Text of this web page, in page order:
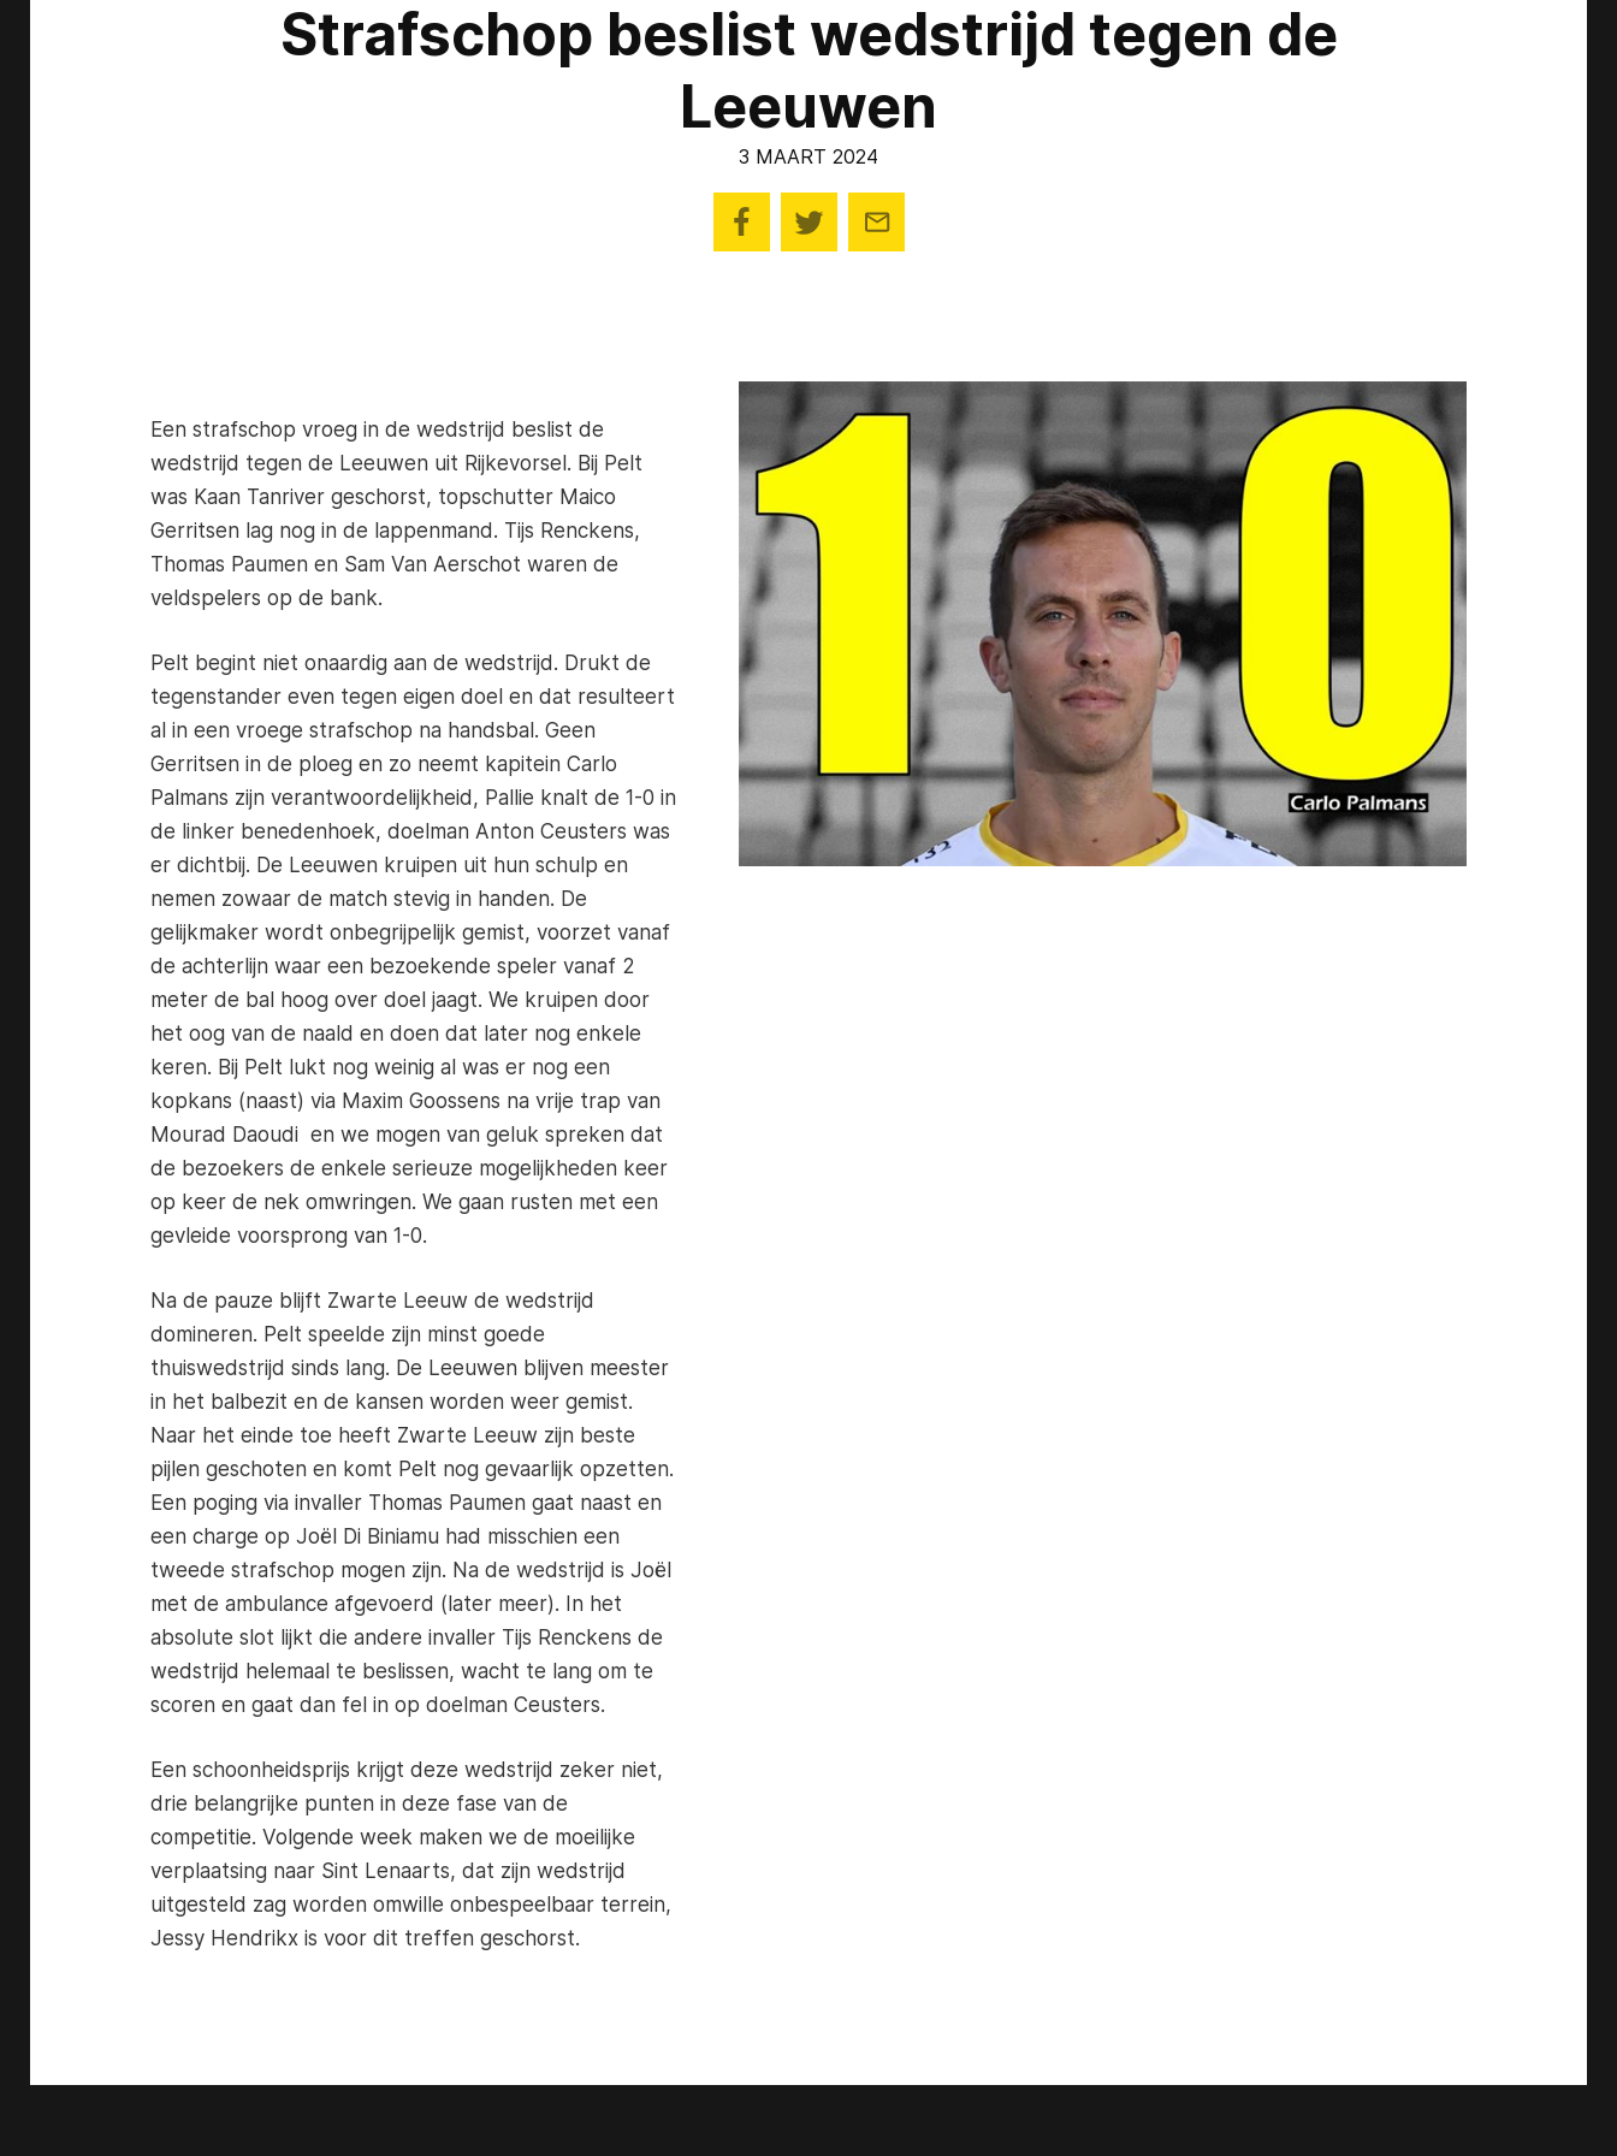
Strafschop beslist wedstrijd tegen de
Leeuwen
3 MAART 2024
Een strafschop vroeg in de wedstrijd beslist de
wedstrijd tegen de Leeuwen uit Rijkevorsel. Bij Pelt
was Kaan Tanriver geschorst, topschutter Maico
Gerritsen lag nog in de lappenmand. Tijs Renckens,
Thomas Paumen en Sam Van Aerschot waren de
veldspelers op de bank.
Pelt begint niet onaardig aan de wedstrijd. Drukt de
tegenstander even tegen eigen doel en dat resulteert
al in een vroege strafschop na handsbal. Geen
Gerritsen in de ploeg en zo neemt kapitein Carlo
Palmans zijn verantwoordelijkheid, Pallie knalt de 1-0 in
de linker benedenhoek, doelman Anton Ceusters was
er dichtbij. De Leeuwen kruipen uit hun schulp en
nemen zowaar de match stevig in handen. De
gelijkmaker wordt onbegrijpelijk gemist, voorzet vanaf
de achterlijn waar een bezoekende speler vanaf 2
meter de bal hoog over doel jaagt. We kruipen door
het oog van de naald en doen dat later nog enkele
keren. Bij Pelt lukt nog weinig al was er nog een
kopkans (naast) via Maxim Goossens na vrije trap van
Mourad Daoudi en we mogen van geluk spreken dat
de bezoekers de enkele serieuze mogelijkheden keer
op keer de nek omwringen. We gaan rusten met een
gevleide voorsprong van 1-0.
Na de pauze blijft Zwarte Leeuw de wedstrijd
domineren. Pelt speelde zijn minst goede
thuiswedstrijd sinds lang. De Leeuwen blijven meester
in het balbezit en de kansen worden weer gemist.
Naar het einde toe heeft Zwarte Leeuw zijn beste
pijlen geschoten en komt Pelt nog gevaarlijk opzetten.
Een poging via invaller Thomas Paumen gaat naast en
een charge op Joël Di Biniamu had misschien een
tweede strafschop mogen zijn. Na de wedstrijd is Joël
met de ambulance afgevoerd (later meer). In het
absolute slot lijkt die andere invaller Tijs Renckens de
wedstrijd helemaal te beslissen, wacht te lang om te
scoren en gaat dan fel in op doelman Ceusters.
Een schoonheidsprijs krijgt deze wedstrijd zeker niet,
drie belangrijke punten in deze fase van de
competitie. Volgende week maken we de moeilijke
verplaatsing naar Sint Lenaarts, dat zijn wedstrijd
uitgesteld zag worden omwille onbespeelbaar terrein,
Jessy Hendrikx is voor dit treffen geschorst.